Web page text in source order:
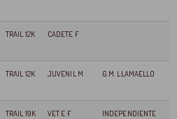
TRAIL 12K CADETE F
TRAIL 12K JUVENIL M G.M. LLAMAELLO
TRAIL 19K VET E F INDEPENDIENTE